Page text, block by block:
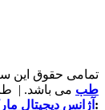
تمامی حقوق این
طب می باشد. |
: آژانس دیجیتال